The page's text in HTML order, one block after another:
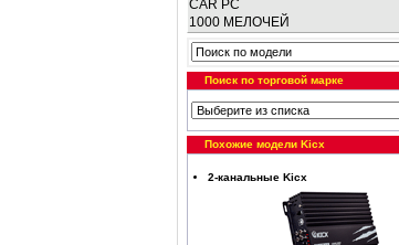
CAR PC
1000 МЕЛОЧЕЙ
Поиск по торговой марке
Похожие модели Kicx
2-канальные Kicx